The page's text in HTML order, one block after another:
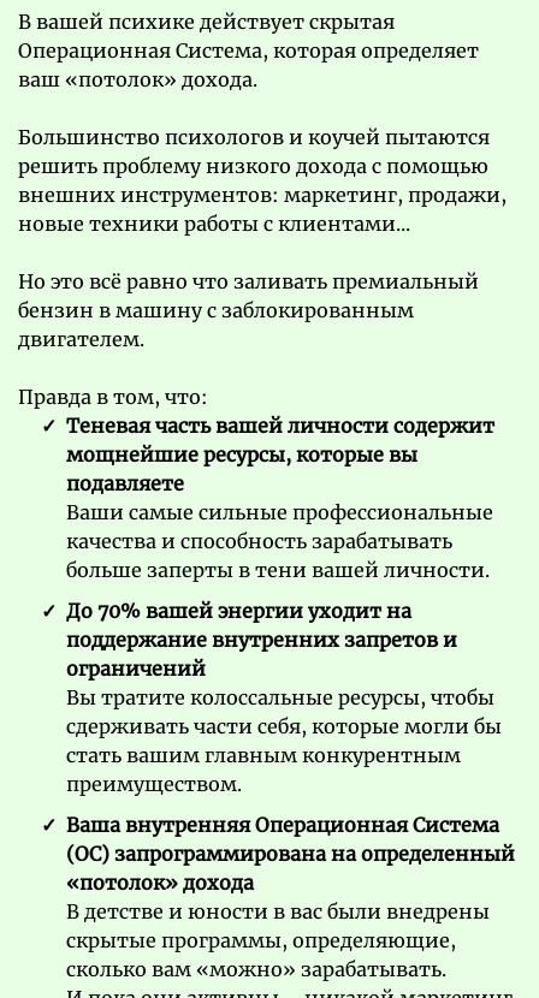
В вашей психике действует скрытая
Операционная Система, которая определяет
ваш «потолок» дохода.
Большинство психологов и коучей пытаются
решить проблему низкого дохода с помощью
внешних инструментов: маркетинг, продажи,
новые техники работы с клиентами...
Но это всё равно что заливать премиальный
бензин в машину с заблокированным
двигателем.
Правда в том, что:
Теневая часть вашей личности содержит
мощнейшие ресурсы, которые вы
подавляете
Ваши самые сильные профессиональные
качества и способность зарабатывать
больше заперты в тени вашей личности.
До 70% вашей энергии уходит на
поддержание внутренних запретов и
ограничений
Вы тратите колоссальные ресурсы, чтобы
сдерживать части себя, которые могли бы
стать вашим главным конкурентным
преимуществом.
Ваша внутренняя Операционная Система
(ОС) запрограммирована на определенный
«потолок» дохода
В детстве и юности в вас были внедрены
скрытые программы, определяющие,
сколько вам «можно» зарабатывать.